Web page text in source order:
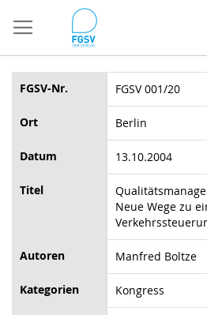
zum
Inhalt
FGSV-Nr. FGSV 001/20
Ort Berlin
Datum 13.10.2004
Titel
Neue Wege zu
Autoren Manfred Boltze
Kategorien Kongress